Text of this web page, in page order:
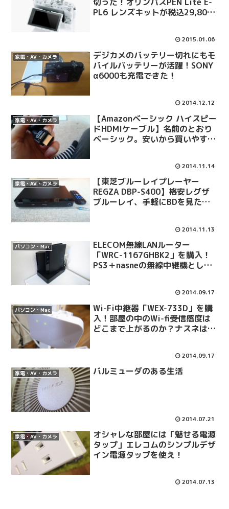
PL6 レンズキットが税込29,800
2015.01.06
家電・AV・カメラ
デジカメのバッテリー切れにもモ
バイルバッテリーが活躍！SONY
α6000も充電できた！
2014.12.12
家電・AV・カメラ
【Amazonベーシック ハイスピー
ドHDMIケーブル】名前のとおり
ベーシック。安いから買いやす
2014.11.14
家電・AV・カメラ
【東芝ブルーレイプレーヤー
REGZA DBP-S400】格安レグザ
ブルーレイ、手軽にBDを見たい
2014.11.13
パソコン・Mac
ELECOM無線LANルーター
「WRC-1167GHBK2」を購入！
PS3＋nasneの無線中継機として
2014.09.17
パソコン・Mac
Wi-Fi中継器「WEX-733D」を購
入！部屋の中のWi-fi受信感度は
どこまで上がるのか？ナスネは繋
2014.09.17
家電・AV・カメラ バルミューダのある生活
2014.07.21
家電・AV・カメラ
オシャレな部屋には「魅せる電源
タップ」エレコムのシンプルデザ
イン電源タップを使え！
2014.07.13